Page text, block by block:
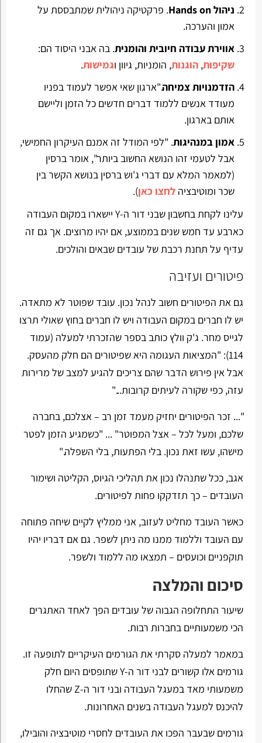
ניהול Hands on
. פרקטיקה ניהולית שמתבססת על
אמון והערכה.
אווירת עבודה חיובית והומנית. בה אבני היסוד הם:
שקיפות, הוגנות, הומניות, גיוון וגמישות.
הזדמנויות צמיחה."ארגון שאי אפשר לעמוד בפניו
מעודד אנשים ללמוד דברים חדשים כל הזמן וליישם
אותם בארגון.
אמון במנהיגות. "לפי המודל זה אמנם העיקרון החמישי,
אבל לטעמי זהו הנושא החשוב ביותר", אומר ברסין
(למאמר המלא עם דברי ג'וש ברסין בנושא הקשר בין
שכר ומוטיבציה לחצו כאן).
עלינו לקחת בחשבון שבני דור ה-Y יישארו במקום העבודה
כארבע עד חמש שנים בממוצע, אם יהיו מרוצים. אך גם זה
עדיף על תחנת רכבת של עובדים שבאים והולכים.
פיטורים ועזיבה
גם את הפיטורים חשוב לנהל נכון. עובד שפוטר לא מתאדה.
יש לו חברים במקום העבודה ויש לו חברים בחוץ שאולי תרצו
לגייס מחר. ג'ק וולץ כותב בספר שהזכרתי למעלה (עמוד
114): "המציאות העגומה היא שפיטורים הם חלק מהעסק.
אבל אין פירוש הדבר שהם צריכים להגיע למצב של מרירות
עזה, כפי שקורה לעיתים קרובות..."
"... זכר הפיטורים יחזיק מעמד זמן רב – אצלכם, בחברה
שלכם, ומעל לכל – אצל המפוטר" ... "כשמגיע הזמן לפטר
מישהו, עשו זאת נכון. בלי הפתעות, בלי השפלה."
אגב, ככל שתנהלו נכון את תהליכי הגיוס, הקליטה ושימור
העובדים – כך תזדקקו פחות לפיטורים.
כאשר העובד מחליט לעזוב, אני ממליץ לקיים שיחה פתוחה
עם העובד וללמוד ממנו מה ניתן לשפר. גם אם דבריו יהיו
תוקפניים וכועסים – תמצאו מה ללמוד ולשפר.
סיכום והמלצה
שיעור התחלופה הגבוה של עובדים הפך לאחד האתגרים
הכי משמעותיים בחברות רבות.
במאמר למעלה סקרתי את הגורמים העיקריים לתופעה זו.
גורמים אלו קשורים לבני דור ה-Y שתופסים היום חלק
משמעותי מאד במעגל העבודה ובני דור ה-Z שהחלו
להיכנס למעגל העבודה בשנים האחרונות.
גורמים שבעבר הפכו את העובדים לחסרי מוטיבציה והובילו,